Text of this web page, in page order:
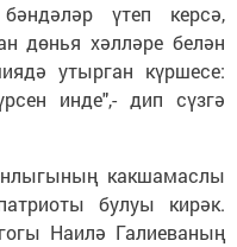
үтеп керсә,
дөнья хәлләре белән
утырган күршесе:
инде",- дип сүзгә
какшамаслы
булуы кирәк.
Наилә Галиеваның